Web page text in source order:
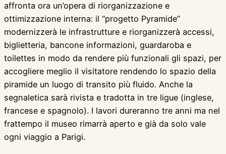
affronta ora un’opera di riorganizzazione e
ottimizzazione interna: il “progetto Pyramide”
modernizzerà le infrastrutture e riorganizzerà accessi,
biglietteria, bancone informazioni, guardaroba e
toilettes in modo da rendere più funzionali gli spazi, per
accogliere meglio il visitatore rendendo lo spazio della
piramide un luogo di transito più fluido. Anche la
segnaletica sarà rivista e tradotta in tre ligue (inglese,
francese e spagnolo). I lavori dureranno tre anni ma nel
frattempo il museo rimarrà aperto e già da solo vale
ogni viaggio a Parigi.